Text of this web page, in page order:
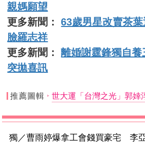
親媽願望
更多新聞：63歲男星改賣茶
臉羅志祥
更多新聞：離婚謝霆鋒獨自
突拋喜訊
推薦圖輯 世大運「台灣之光」郭婞
獨／曹雨婷爆拿工會錢買豪宅 李